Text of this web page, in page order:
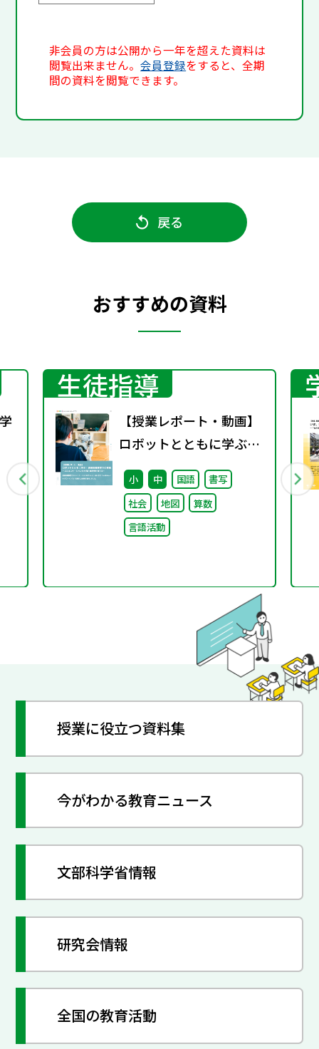
非会員の方は公開から一年を超えた資料は
閲覧出来ません。会員登録をすると、全期
間の資料を閲覧できます。
戻る
おすすめの資料
生徒指導
【授業レポート・動画】
ロボットとともに学ぶ！
通級指導教室での実践～
コミュニケーション力と
自己肯定感を育てる～
小 中 国語
書写
社会
地図
算数
言語活動
授業に役立つ資料集
今がわかる教育ニュース
文部科学省情報
研究会情報
全国の教育活動